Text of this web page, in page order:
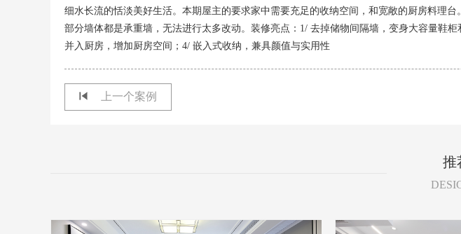
细水长流的恬淡美好生活。本期屋主的要求家中需要充足的收纳空间，和宽敞的厨房料理
部分墙体都是承重墙，无法进行太多改动。装修亮点：1/ 去掉储物间隔墙，变身大容量鞋
并入厨房，增加厨房空间；4/ 嵌入式收纳，兼具颜值与实用性
上一个案例
推